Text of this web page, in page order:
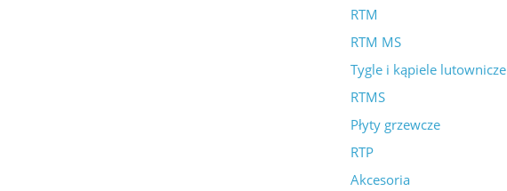
RTM
RTM MS
Tygle i kąpiele lutownicze
RTMS
Płyty grzewcze
RTP
Akcesoria